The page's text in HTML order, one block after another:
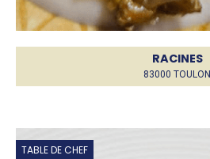
RACINES
83000 TOULON
TABLE DE CHEF